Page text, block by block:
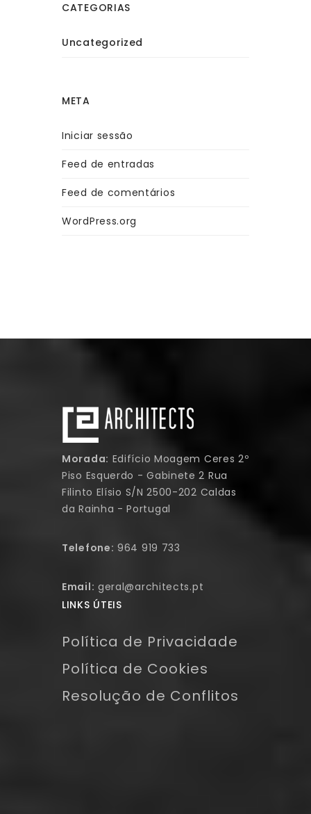
CATEGORIAS
Uncategorized
META
Iniciar sessão
Feed de entradas
Feed de comentários
WordPress.org
Morada: Edifício Moagem Ceres 2º
Piso Esquerdo - Gabinete 2 Rua
Filinto Elísio S/N 2500-202 Caldas
da Rainha - Portugal
Telefone: 964 919 733
Email: geral@architects.pt
LINKS ÚTEIS
Política de Privacidade
Política de Cookies
Resolução de Conflitos